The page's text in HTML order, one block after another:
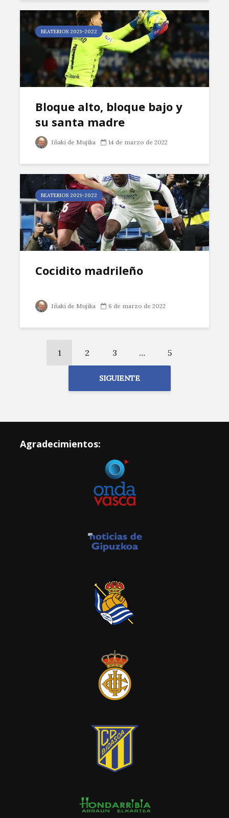
BEATERIOS 2021-2022
Bloque alto, bloque bajo y
su santa madre
Iñaki de Mujika 14 de marzo de 2022
BEATERIOS 2021-2022
Cocidito madrileño
Iñaki de Mujika 6 de marzo de 2022
1 2 3 … 5
SIGUIENTE
Agradecimientos: